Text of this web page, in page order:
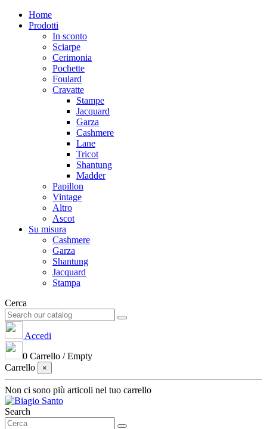
Home
Prodotti
In sconto
Sciarpe
Cerimonia
Pochette
Foulard
Cravatte
Stampe
Jacquard
Garza
Cashmere
Lane
Tricot
Shantung
Madder
Papillon
Vintage
Altro
Ascot
Su misura
Cashmere
Garza
Shantung
Jacquard
Stampa
Cerca
Accedi
0 Carrello /Empty
Carrello
×
Non ci sono più articoli nel tuo carrello
Search